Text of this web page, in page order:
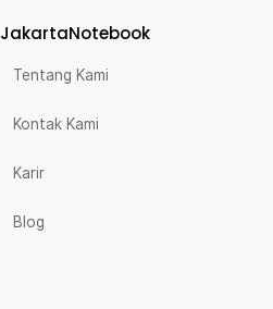
JakartaNotebook
Tentang Kami
Kontak Kami
Karir
Blog